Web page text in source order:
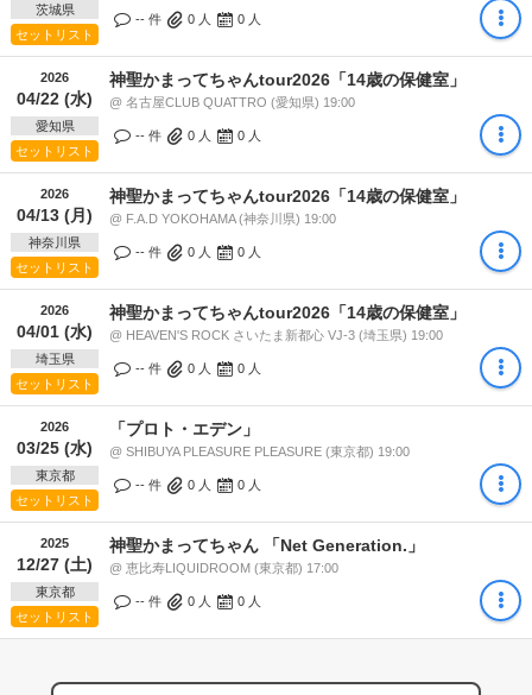
茨城県
セットリスト
-- 件 0 人 0 人
2026
04/22 (水)
愛知県
セットリスト
神聖かまってちゃんtour2026「14歳の保健室」
@ 名古屋CLUB QUATTRO (愛知県) 19:00
-- 件 0 人 0 人
2026
04/13 (月)
神奈川県
セットリスト
神聖かまってちゃんtour2026「14歳の保健室」
@ F.A.D YOKOHAMA (神奈川県) 19:00
-- 件 0 人 0 人
2026
04/01 (水)
埼玉県
セットリスト
神聖かまってちゃんtour2026「14歳の保健室」
@ HEAVEN'S ROCK さいたま新都心 VJ-3 (埼玉県) 19:00
-- 件 0 人 0 人
2026
03/25 (水)
東京都
セットリスト
「プロト・エデン」
@ SHIBUYA PLEASURE PLEASURE (東京都) 19:00
-- 件 0 人 0 人
2025
12/27 (土)
東京都
セットリスト
神聖かまってちゃん 「Net Generation.」
@ 恵比寿LIQUIDROOM (東京都) 17:00
-- 件 0 人 0 人